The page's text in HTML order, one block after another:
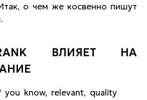
о чем же косвенно пишут
ВЛИЯЕТ НА
you know, relevant, quality